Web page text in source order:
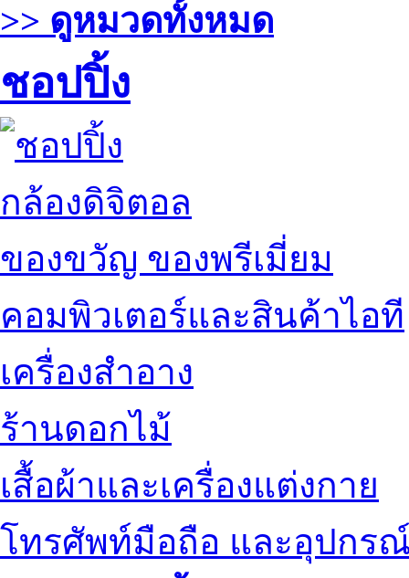
>> ดูหมวดทั้งหมด
ชอปปิ้ง
กล้องดิจิตอล
ของขวัญ ของพรีเมี่ยม
คอมพิวเตอร์และสินค้าไอที
เครื่องสำอาง
ร้านดอกไม้
เสื้อผ้าและเครื่องแต่งกาย
โทรศัพท์มือถือ และอุปกร